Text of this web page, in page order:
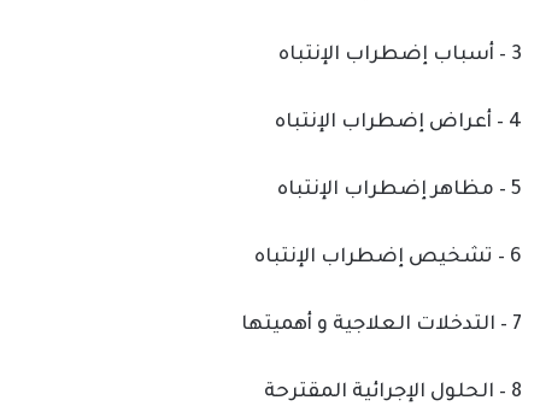
3 – أسباب إضطراب الإنتباه
4 – أعراض إضطراب الإنتباه
5 – مظاهر إضطراب الإنتباه
6 – تشخيص إضطراب الإنتباه
7 – التدخلات العلاجية و أهميتها
8 – الحلول الإجرائية المقترحة